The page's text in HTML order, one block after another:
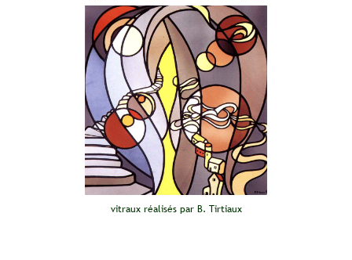
vitraux réalisés par B. Tirtiaux